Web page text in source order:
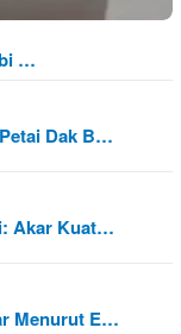
…
Dak B…
Akar Kuat…
Menurut E…